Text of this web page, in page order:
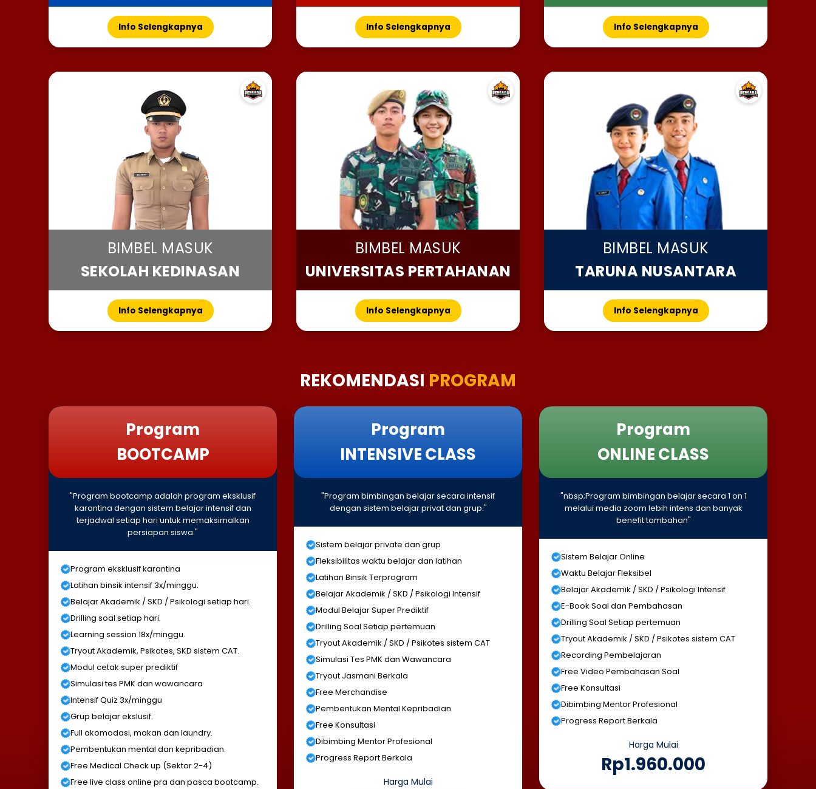
Info Selengkapnya Info Selengkapnya Info Selengkapnya
BIMBEL MASUK
SEKOLAH KEDINASAN
Info Selengkapnya
BIMBEL MASUK
UNIVERSITAS PERTAHANAN
Info Selengkapnya
BIMBEL MASUK
TARUNA NUSANTARA
Info Selengkapnya
REKOMENDASI PROGRAM
Program
BOOTCAMP
"Program bootcamp adalah program eksklusif
karantina dengan sistem belajar intensif dan
terjadwal setiap hari untuk memaksimalkan
persiapan siswa."
Program eksklusif karantina
Latihan binsik intensif 3x/minggu.
Belajar Akademik / SKD / Psikologi setiap hari.
Drilling soal setiap hari.
Learning session 18x/minggu.
Tryout Akademik, Psikotes, SKD sistem CAT.
Modul cetak super prediktif
Simulasi tes PMK dan wawancara
Intensif Quiz 3x/minggu
Grup belajar ekslusif.
Full akomodasi, makan dan laundry.
Pembentukan mental dan kepribadian.
Free Medical Check up (Sektor 2-4)
Free live class online pra dan pasca bootcamp.
Program
INTENSIVE CLASS
"Program bimbingan belajar secara intensif
dengan sistem belajar privat dan grup."
Sistem belajar private dan grup
Fleksibilitas waktu belajar dan latihan
Latihan Binsik Terprogram
Belajar Akademik / SKD / Psikologi Intensif
Modul Belajar Super Prediktif
Drilling Soal Setiap pertemuan
Tryout Akademik / SKD / Psikotes sistem CAT
Simulasi Tes PMK dan Wawancara
Tryout Jasmani Berkala
Free Merchandise
Pembentukan Mental Kepribadian
Free Konsultasi
Dibimbing Mentor Profesional
Progress Report Berkala
Harga Mulai
Program
ONLINE CLASS
"nbsp;Program bimbingan belajar secara 1 on 1
melalui media zoom lebih intens dan banyak
benefit tambahan"
Sistem Belajar Online
Waktu Belajar Fleksibel
Belajar Akademik / SKD / Psikologi Intensif
E-Book Soal dan Pembahasan
Drilling Soal Setiap pertemuan
Tryout Akademik / SKD / Psikotes sistem CAT
Recording Pembelajaran
Free Video Pembahasan Soal
Free Konsultasi
Dibimbing Mentor Profesional
Progress Report Berkala
Harga Mulai
Rp1.960.000